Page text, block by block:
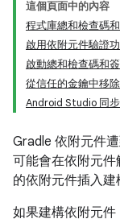
這個頁面中的內容
程式庫總和檢查碼
啟用依附元件驗證
啟動總和檢查碼和
從信任的金鑰中移
Android Studio 同
Gradle 依附元件
可能會在依附元
的依附元件插入建
如果建構依附元